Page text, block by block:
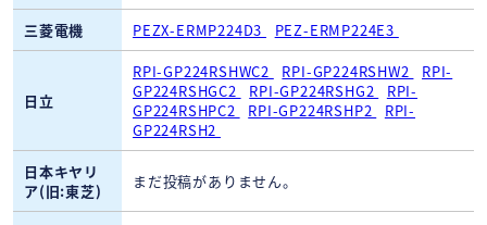
三菱電機
PEZX-ERMP224D3 PEZ-ERMP224E3
日立
RPI-GP224RSHWC2 RPI-GP224RSHW2
RPI-
GP224RSHGC2
RPI-GP224RSHG2
RPI-
GP224RSHPC2
RPI-GP224RSHP2
RPI-
GP224RSH2
日本キヤリ
ア(旧:東芝)
まだ投稿がありません。